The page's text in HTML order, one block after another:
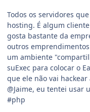
Todos os servidores
hosting. É algum
gosta bastante da
outros
um ambiente
suExec para colocar o
que ele não vai hackear
@Jaime, eu tentei usar
#php